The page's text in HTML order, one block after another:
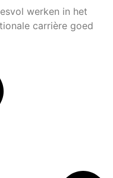
werken in het
carrière goed